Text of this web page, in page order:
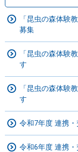
「昆虫の森体験
募集
「昆虫の森体験
す
「昆虫の森体験
す
令和7年度 連携
令和6年度 連携